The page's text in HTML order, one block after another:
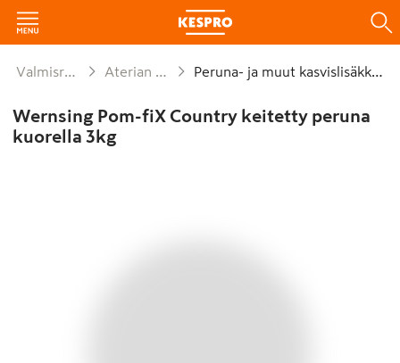
Valmisruoat Aterian osat Peruna- ja muut kasvislisäkkeet
Wernsing Pom-fiX Country keitetty peruna
kuorella 3kg